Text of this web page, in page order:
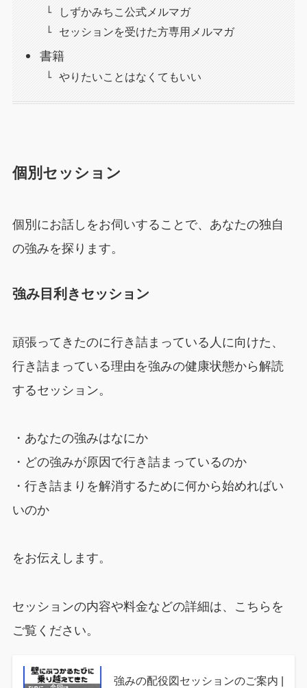
しずかみちこ公式メルマガ
セッションを受けた方専用メルマガ
書籍
やりたいことはなくてもいい
個別セッション
個別にお話しをお伺いすることで、あなたの独自
の強みを探ります。
強み目利きセッション
頑張ってきたのに行き詰まっている人に向けた、
行き詰まっている理由を強みの健康状態から解読
するセッション。
・あなたの強みはなにか
・どの強みが原因で行き詰まっているのか
・行き詰まりを解消するために何から始めればい
いのか
をお伝えします。
セッションの内容や料金などの詳細は、こちらを
ご覧ください。
強みの配役図セッションのご案内 |